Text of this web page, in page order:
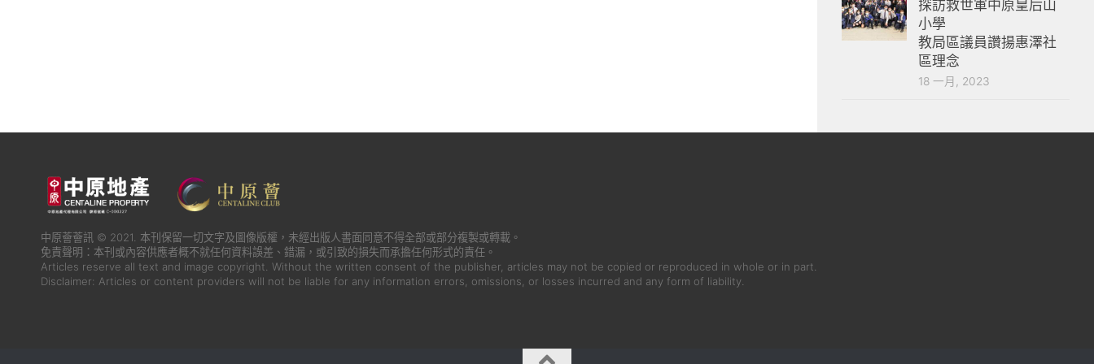
探訪救世軍中原皇后山
小學
教局區議員讚揚惠澤社
區理念
18 一月, 2023
中原薈薈訊 © 2021. 本刊保留一切文字及圖像版權，未經出版人書面同意不得全部或部分複製或轉載。
免責聲明：本刊或內容供應者概不就任何資料誤差、錯漏，或引致的損失而承擔任何形式的責任。
Articles reserve all text and image copyright. Without the written consent of the publisher, articles may not be copied or reproduced in whole or in part.
Disclaimer: Articles or content providers will not be liable for any information errors, omissions, or losses incurred and any form of liability.